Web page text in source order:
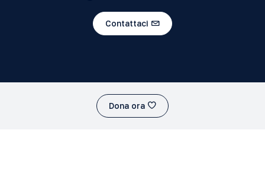
Contattaci
Dona ora